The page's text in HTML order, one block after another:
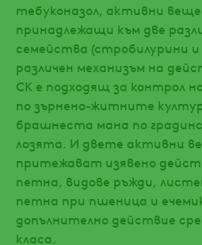
тебуконазол, активни
принадлежащи към две
семейства (стробилурини
различен механизъм на
СК е подходящ за контрол
по зърнено-житните
брашнеста мана по
лозята. И двете активни
притежават изявено
петна, видове ръжди,
петна при пшеница и
допълнително действие
класа.